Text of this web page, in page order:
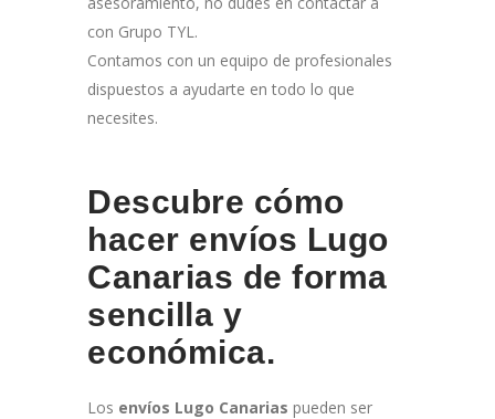
con Grupo TYL.
Contamos con un equipo de profesionales
dispuestos a ayudarte en todo lo que
necesites.
Descubre cómo
hacer envíos Lugo
Canarias de forma
sencilla y
económica.
Los envíos Lugo Canarias pueden ser